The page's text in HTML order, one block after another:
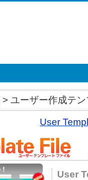
> ユーザー作成テ
User
User